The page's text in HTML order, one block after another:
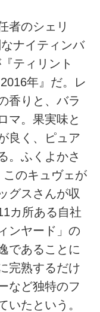
者のシェリ
ナイティンバ
ティリント
年』だ。レ
香りと、バラ
マ。果実味と
良く、ピュア
。ふくよかさ
このキュヴェが
グスさんが収
カ所ある自社
ンヤード」の
であることに
完熟するだけ
など独特のフ
いたという。